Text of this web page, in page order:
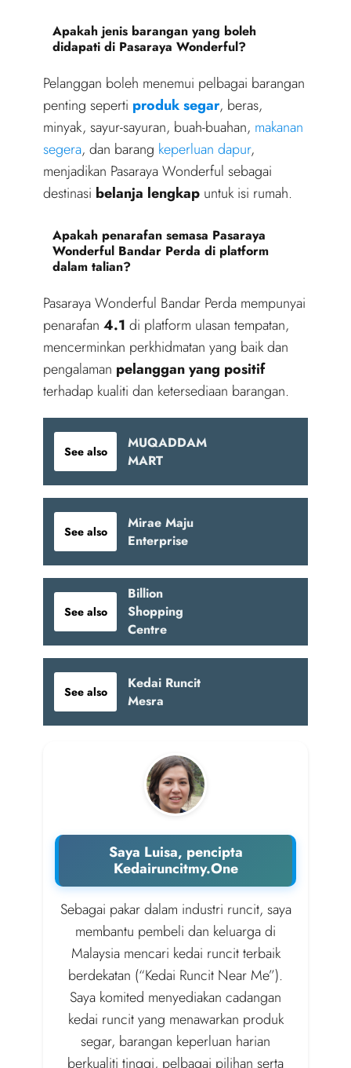
Apakah jenis barangan yang boleh
didapati di Pasaraya Wonderful?
Pelanggan boleh menemui pelbagai barangan
penting seperti produk segar, beras,
minyak, sayur-sayuran, buah-buahan, makanan
segera, dan barang keperluan dapur,
menjadikan Pasaraya Wonderful sebagai
destinasi belanja lengkap untuk isi rumah.
Apakah penarafan semasa Pasaraya
Wonderful Bandar Perda di platform
dalam talian?
Pasaraya Wonderful Bandar Perda mempunyai
penarafan 4.1 di platform ulasan tempatan,
mencerminkan perkhidmatan yang baik dan
pengalaman pelanggan yang positif
terhadap kualiti dan ketersediaan barangan.
See also
MUQADDAM
MART
See also
Mirae Maju
Enterprise
See also
Billion
Shopping
Centre
See also
Kedai Runcit
Mesra
Saya Luisa, pencipta
Kedairuncitmy.One
Sebagai pakar dalam industri runcit, saya
membantu pembeli dan keluarga di
Malaysia mencari kedai runcit terbaik
berdekatan (“Kedai Runcit Near Me”).
Saya komited menyediakan cadangan
kedai runcit yang menawarkan produk
segar, barangan keperluan harian
berkualiti tinggi, pelbagai pilihan serta